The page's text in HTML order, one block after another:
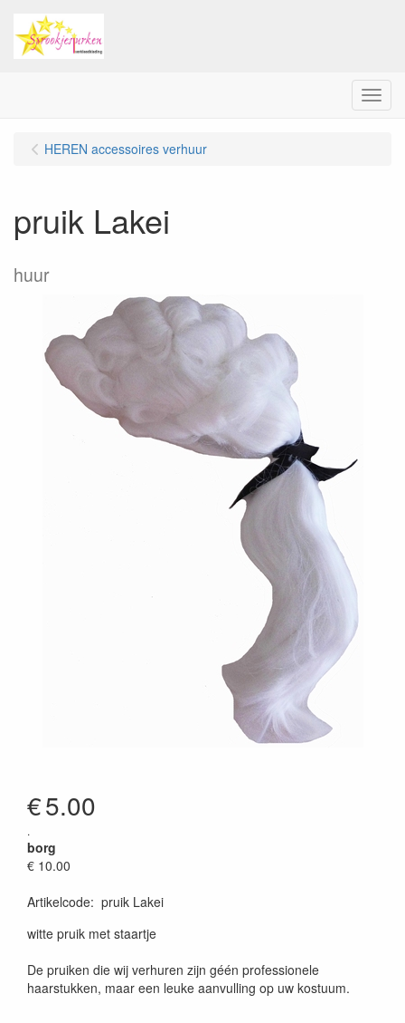
Menu
HEREN accessoires verhuur
pruik Lakei
huur
€5.00
.
borg
€ 10.00
Artikelcode: pruik Lakei
witte pruik met staartje
De pruiken die wij verhuren zijn géén professionele
haarstukken, maar een leuke aanvulling op uw kostuum.